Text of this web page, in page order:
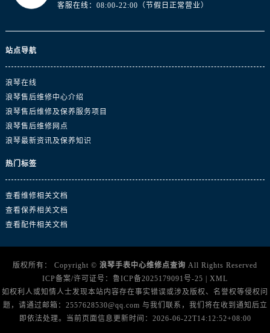
陕西省商洛市商州区州城街浪琴售后服务中心（需提前预约）
陕西省渭南市临渭区东风大街浪琴售后服务中心（需提前预约）
新疆维吾尔自治区昌吉市延安北路浪琴售后服务中心（需提前预约）
新疆维吾尔自治区阜康市博峰路浪琴售后服务中心（需提前预约）
新疆维吾尔自治区哈密市伊州区建国北路浪琴售后服务中心（需提前预约）
新疆维吾尔自治区和田市和田市北京西路浪琴售后服务中心（需提前预约）
客服在线：08:00-22:00（节假日正常营业）
站点导航
浪琴在线
浪琴售后维修中心介绍
浪琴售后维修及保养服务项目
浪琴售后维修网点
浪琴最新资讯及保养知识
热门标签
查看维修相关文档
查看保养相关文档
查看配件相关文档
版权所有： Copyright © 浪琴手表中心维修点查询 All Rights Reserved
ICP备案/许可证号： 鲁ICP备2025179091号-25 | XML
如权利人或知情人士发现本站内容存在事实错误或涉及版权、名誉权等侵权问
题，请通过邮箱：2557628530@qq.com 与我们联系，我们将在收到通知后立
即依法处理。当前页面信息更新时间：2026-06-22T14:12:52+08:00